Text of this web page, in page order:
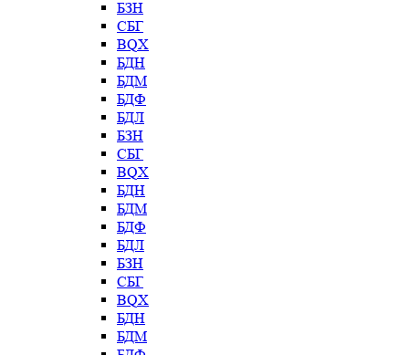
БЗН
СБГ
BQX
БДН
БДМ
БДФ
БДЛ
БЗН
СБГ
BQX
БДН
БДМ
БДФ
БДЛ
БЗН
СБГ
BQX
БДН
БДМ